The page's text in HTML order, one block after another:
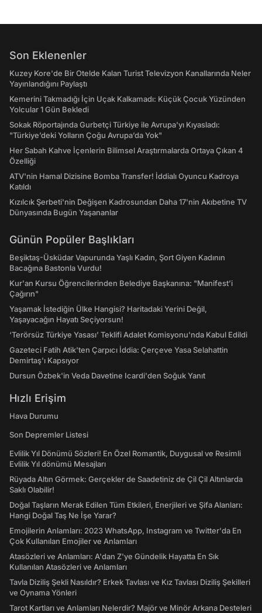
Son Eklenenler
Kuzey Kore'de Bir Otelde Kalan Turist Televizyon Kanallarında Neler
Yayınlandığını Paylaştı
Kemerini Takmadığı İçin Uçak Kalkamadı: Küçük Çocuk Yüzünden
Yolcular 1 Gün Bekledi
Sokak Röportajında Gurbetçi Türkiye ile Avrupa'yı Kıyasladı:
"Türkiye’deki Yolların Çoğu Avrupa’da Yok"
Her Sabah Kahve İçenlerin Bilimsel Araştırmalarda Ortaya Çıkan 4
Özelliği
ATV'nin Hamal Dizisine Bomba Transfer! İddialı Oyuncu Kadroya
Katıldı
Kızılcık Şerbeti'nin Değişen Kadrosundan Daha 17'nin Akıbetine TV
Dünyasında Bugün Yaşananlar
Günün Popüler Başlıkları
Beşiktaş-Üsküdar Vapurunda Yaşlı Kadın, Şort Giyen Kadının
Bacağına Bastonla Vurdu!
Kur'an Kursu Öğrencilerinden Belediye Başkanına: "Manifest’i
Çağırın"
Yaşamak İstediğin Ülke Hangisi? Haritadaki Yerini Değil,
Yaşayacağın Hayatı Seçiyorsun!
‘Terörsüz Türkiye Yasası’ Teklifi Adalet Komisyonu'nda Kabul Edildi
Gazeteci Fatih Atik'ten Çarpıcı İddia: Çerçeve Yasa Selahattin
Demirtaş'ı Kapsıyor
Dursun Özbek'in Veda Davetine Icardi'den Soğuk Yanıt
Hızlı Erişim
Hava Durumu
Son Depremler Listesi
Evlilik Yıl Dönümü Sözleri! En Özel Romantik, Duygusal ve Resimli
Evlilik Yıl dönümü Mesajları
Rüyada Altın Görmek: Gerçekler de Saadetiniz de Çil Çil Altınlarda
Saklı Olabilir!
Doğal Taşların Merak Edilen Tüm Etkileri, Enerjileri ve Şifa Alanları:
Hangi Doğal Taş Ne İşe Yarar?
Emojilerin Anlamları: 2023 WhatsApp, Instagram ve Twitter'da En
Çok Kullanılan Emojiler ve Anlamları
Atasözleri ve Anlamları: A'dan Z'ye Gündelik Hayatta En Sık
Kullanılan Atasözleri ve Anlamları
Tavla Diziliş Şekli Nasıldır? Erkek Tavlası ve Kız Tavlası Diziliş Şekilleri
ve Oynama Yönleri
Tarot Kartları ve Anlamları Nelerdir? Majör ve Minör Arkana Desteleri